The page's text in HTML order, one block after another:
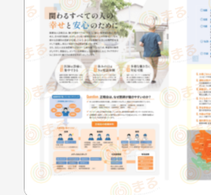
既存スタッフや業務委託スタ
知人に紹介できるよう、医院
医院としての強みを整理し、
構成としています。
また、見学者へ配布すること
印象が薄れないよう設計して
フェアなど限られた接触時間
方向性や特徴が一目で伝わる
きる内容にまとめました。